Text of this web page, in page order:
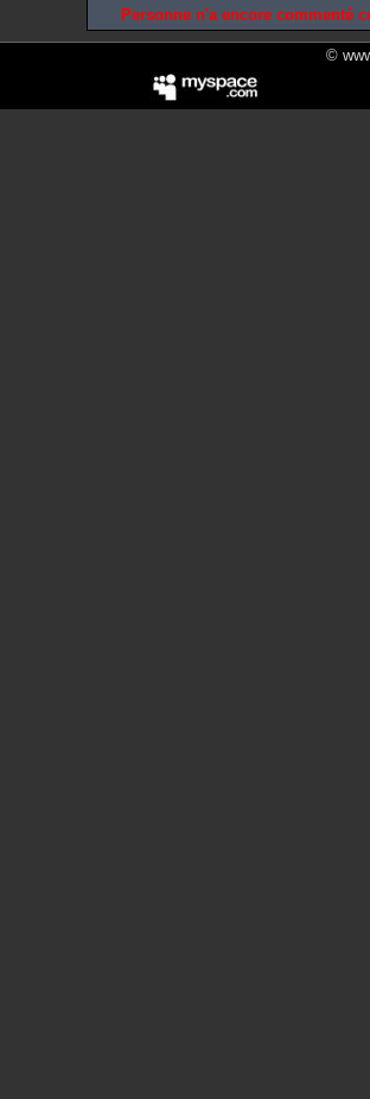
Personne n'a encore commenté
©